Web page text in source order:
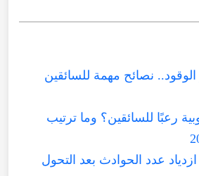
نصائح مهمة للسائقين
رعبًا للسائقين؟ وما ترتيب
عدد الحوادث بعد التحول